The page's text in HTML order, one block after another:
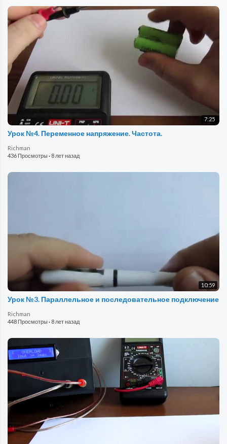
7:25
Урок №4. Переменное напряжение. Частота.
Richman
436 Просмотры· 8 лет назад
10:59
Урок №3. Параллельное и последовательное подключение
Richman
448 Просмотры· 8 лет назад